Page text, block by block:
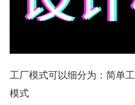
工厂模式可以细分为：简单
模式